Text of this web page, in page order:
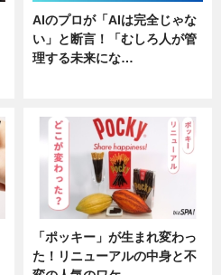
AIのプロが「AIは完全じゃな
い」と断言！「むしろ人が管
理する未来にな…
「ポッキー」が生まれ変わっ
た！リニューアルの中身と不